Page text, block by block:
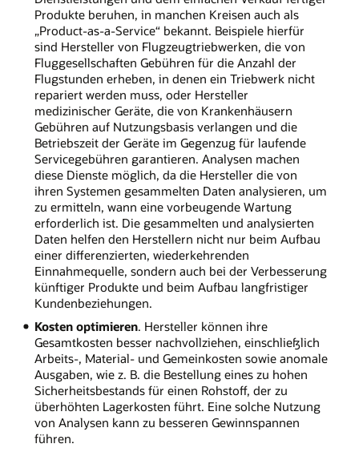
Produkte beruhen, in manchen Kreisen auch als
„Product-as-a-Service“ bekannt. Beispiele hierfür
sind Hersteller von Flugzeugtriebwerken, die von
Fluggesellschaften Gebühren für die Anzahl der
Flugstunden erheben, in denen ein Triebwerk nicht
repariert werden muss, oder Hersteller
medizinischer Geräte, die von Krankenhäusern
Gebühren auf Nutzungsbasis verlangen und die
Betriebszeit der Geräte im Gegenzug für laufende
Servicegebühren garantieren. Analysen machen
diese Dienste möglich, da die Hersteller die von
ihren Systemen gesammelten Daten analysieren, um
zu ermitteln, wann eine vorbeugende Wartung
erforderlich ist. Die gesammelten und analysierten
Daten helfen den Herstellern nicht nur beim Aufbau
einer differenzierten, wiederkehrenden
Einnahmequelle, sondern auch bei der Verbesserung
künftiger Produkte und beim Aufbau langfristiger
Kundenbeziehungen.
Kosten optimieren. Hersteller können ihre
Gesamtkosten besser nachvollziehen, einschließlich
Arbeits-, Material- und Gemeinkosten sowie anomale
Ausgaben, wie z. B. die Bestellung eines zu hohen
Sicherheitsbestands für einen Rohstoff, der zu
überhöhten Lagerkosten führt. Eine solche Nutzung
von Analysen kann zu besseren Gewinnspannen
führen.